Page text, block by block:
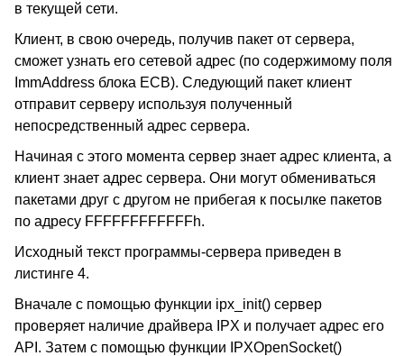
в текущей сети.
Клиент, в свою очередь, получив пакет от сервера,
сможет узнать его сетевой адрес (по содержимому поля
ImmAddress блока ECB). Следующий пакет клиент
отправит серверу используя полученный
непосредственный адрес сервера.
Начиная с этого момента сервер знает адрес клиента, а
клиент знает адрес сервера. Они могут обмениваться
пакетами друг с другом не прибегая к посылке пакетов
по адресу FFFFFFFFFFFFh.
Исходный текст программы-сервера приведен в
листинге 4.
Вначале с помощью функции ipx_init() сервер
проверяет наличие драйвера IPX и получает адрес его
API. Затем с помощью функции IPXOpenSocket()